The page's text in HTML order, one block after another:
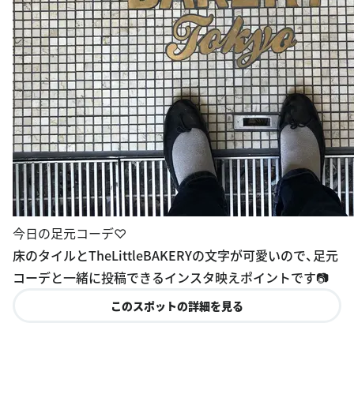
今日の足元コーデ♡
床のタイルとTheLittleBAKERYの文字が可愛いので、足元
コーデと一緒に投稿できるインスタ映えポイントです📷
このスポットの詳細を見る